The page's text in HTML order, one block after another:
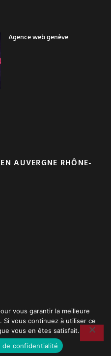
Agence web genève
AUVERGNE RHÔNE-
Le Petit Roussillonnais.
:webiaprod
MENTIONS LÉGALES
vous garantir la meilleure
vous continuez à utiliser ce
vous en êtes satisfait.
de confidentialité